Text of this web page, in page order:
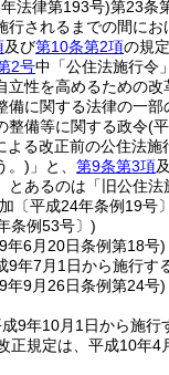
法律第193号)第23条
行されるまでの間にお
及び第10条第2項の規
2号中「公住法施行令
立性を高めるための改
備に関する法律の一部
整備等に関する政令(
よる改正前の公住法施
。) 」と、 第9条第3項
とあるのは「旧公住法
〔平成24年条例19号
条例53号〕)
年6月20日条例第18号)
9年7月1日から施行す
年9月26日条例第24号)
9年10月1日から施行
正規定は、平成10年4